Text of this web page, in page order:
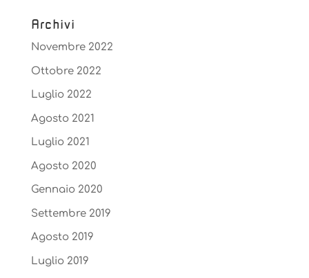
Archivi
Novembre 2022
Ottobre 2022
Luglio 2022
Agosto 2021
Luglio 2021
Agosto 2020
Gennaio 2020
Settembre 2019
Agosto 2019
Luglio 2019